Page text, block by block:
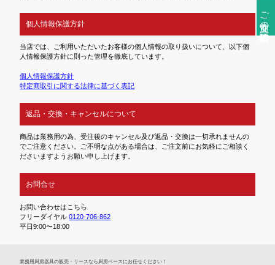
ご注文前の確認事項
個人情報保護方針
当店では、ご利用いただいたお客様の個人情報の取り扱いについて、以下個
人情報保護方針に則った管理を徹底しています。
個人情報保護方針
特定商取引に関する法律に基づく表記
返品・交換・キャンセルについて
商品は業務用の為、受注後のキャンセル及び返品・交換は一切承れませんの
でご注意ください。ご不明な点がある場合は、ご注文前にお気軽にご相談く
ださいますようお願い申し上げます。
お問合せ
お問い合わせはこちら
フリーダイヤル0120-706-862
平日9:00〜18:00
業務⽤厨房器具の販売・リースなら厨房ベースにお任せください！